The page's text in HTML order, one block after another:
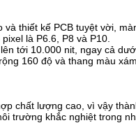
thiết kế PCB tuyệt vời,
là P6.6, P8 và P10.
tới 10.000 nit, ngay cả
160 độ và thang màu
chất lượng cao, vì vậy
trường khắc nghiệt trong